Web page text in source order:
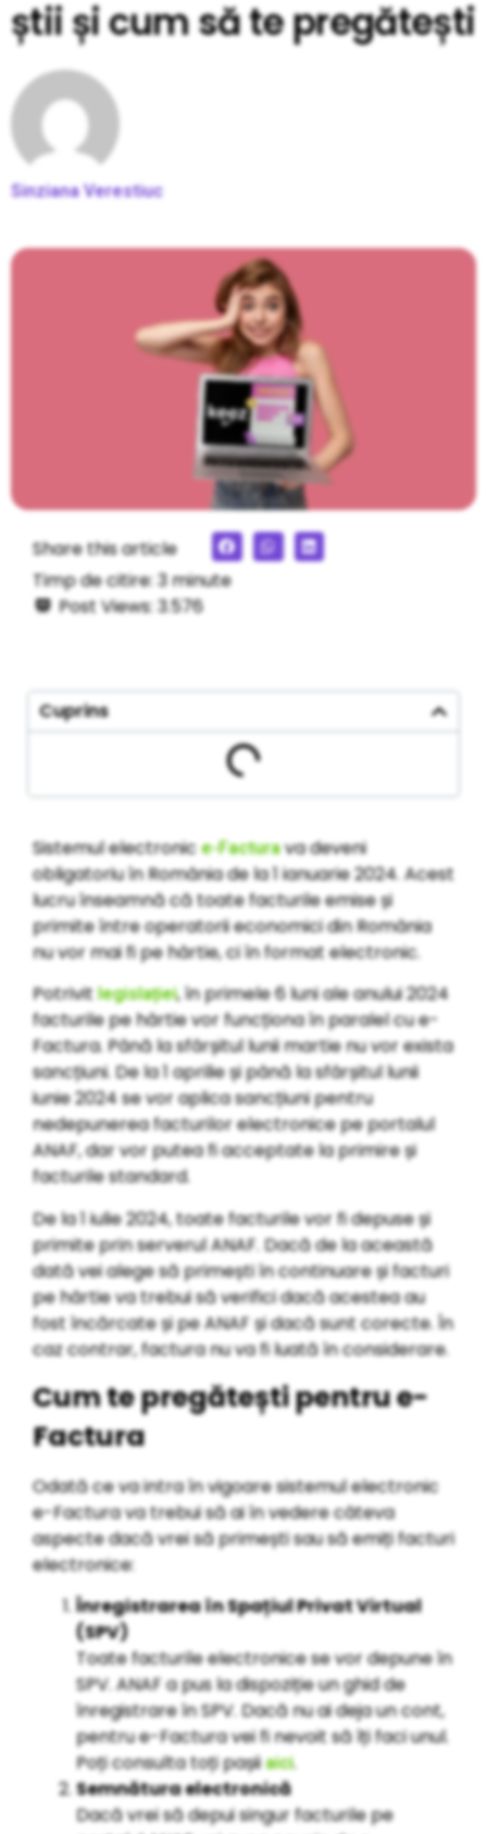
știi și cum să te pregătești
Sinziana Verestiuc
Share this article
Timp de citire: 3minute
Post Views: 3.576
Sistemul electronice-Facturava deveni
obligatoriu în România de la 1 ianuarie 2024. Acest
lucru înseamnă că toate facturile emise și
primite între operatorii economici din România
nu vor mai fi pe hârtie, ci în format electronic.
Potrivitlegislației, în primele 6 luni ale anului 2024
facturile pe hârtie vor funcționa în paralel cu e-
Factura. Până la sfârșitul lunii martie nu vor exista
sancțiuni. De la 1 aprilie și până la sfârșitul lunii
iunie 2024 se vor aplica sancțiuni pentru
nedepunerea facturilor electronice pe portalul
ANAF, dar vor putea fi acceptate la primire și
facturile standard.
De la 1 iulie 2024, toate facturile vor fi depuse și
primite prin serverul ANAF. Dacă de la această
dată vei alege să primești în continuare și facturi
pe hârtie va trebui să verifici dacă acestea au
fost încărcate și pe ANAF și dacă sunt corecte. În
caz contrar, factura nu va fi luată în considerare.
Cum te pregătești pentru e-
Factura
Odată ce va intra în vigoare sistemul electronic
e-Factura va trebui să ai în vedere câteva
aspecte dacă vrei să primești sau să emiți facturi
electronice:
Înregistrarea în Spațiul Privat Virtual
(SPV)
Toate facturile electronice se vor depune în
SPV. ANAF a pus la dispoziție un ghid de
înregistrare în SPV. Dacă nu ai deja un cont,
pentru e-Factura vei fi nevoit să îți faci unul.
Poți consulta toți pașiiaici.
Semnătura electronică
Dacă vrei să depui singur facturile pe
Cuprins